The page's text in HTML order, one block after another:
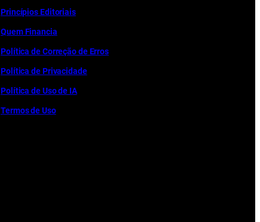
Princípios Editoriais
Quem Financia
Política de Correção de Erros
Política de Privacidade
Política de Uso de IA
Termos de Uso